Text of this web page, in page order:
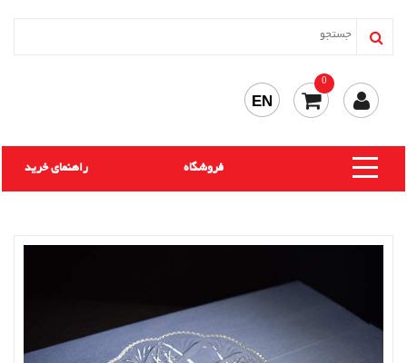
0
EN
راهنمای خرید فروشگاه